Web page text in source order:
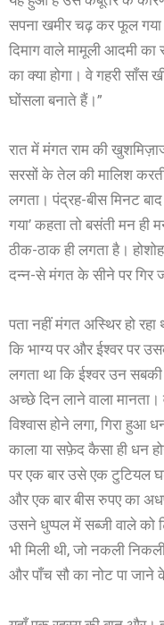
सपना खमीर चढ़ कर फूल
दिमाग वाले मामूली आदमी का
का क्या होगा। वे गहरी साँस
घोंसला बनाते हैं।”
रात में मंगत राम की
सरसों के तेल की मालिश
लगता। पंद्रह-बीस मिनट
गया’ कहता तो बसंती मन ही
ठीक-ठाक ही लगता है।
दन्न-से मंगत के सीने पर गिर
पता नहीं मंगत अस्थिर हो
कि भाग्य पर और ईश्वर पर
लगता था कि ईश्वर उन
अच्छे दिन लाने वाला
विश्वास होने लगा, गिरा हुआ
काला या सफ़ेद कैसा ही धन
पर एक बार उसे एक टुटियल
और एक बार बीस रुपए का
उसने धुप्पल में सब्जी वाले को
भी मिली थी, जो नकली
और पाँच सौ का नोट पा जाने